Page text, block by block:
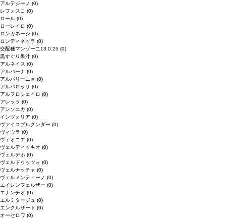
アルテジーノ (0)
レフォスコ (0)
ロール (0)
ローレイロ (0)
ロンガネージ (0)
ロンディネッラ (0)
交配種マンゾーニ13.0.25 (0)
黒すぐり果汁 (0)
アルネイス (0)
アルバーナ (0)
アルバリーニョ (0)
アルバロッサ (0)
アルフロシェイロ (0)
アレッラ (0)
アンソニカ (0)
インツォリア (0)
ヴァイスブルグンダー (0)
ヴィウラ (0)
ヴィオニエ (0)
ヴェルディッキオ (0)
ヴェルデホ (0)
ヴェルドゥッツォ (0)
ヴェルナッチャ (0)
ヴェルメンティーノ (0)
エイレンフェルザー (0)
エナンチオ (0)
エルミタージュ (0)
エンクルザード (0)
オーセロワ (0)